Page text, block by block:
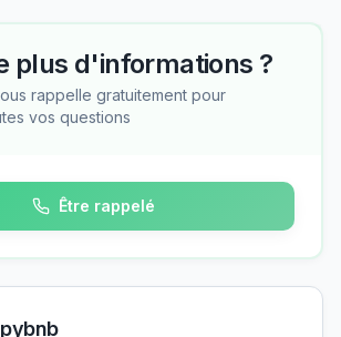
plus d'informations ?
rappelle gratuitement pour
vos questions
Être rappelé